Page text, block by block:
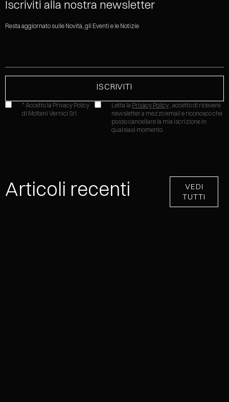
Iscriviti alla nostra newsletter
Resta aggiornato sulle Novità, gli Eventi e le Notizie
* Accetto la Privacy Policy
di Molteni Vernici Srl
Letta la Privacy Policy, accetto di ricevere
newsletter a mezzo email e riconosco che
posso cancellare la mia iscrizione in
qualsiasi momento.
Articoli recenti
VEDI
TUTTI